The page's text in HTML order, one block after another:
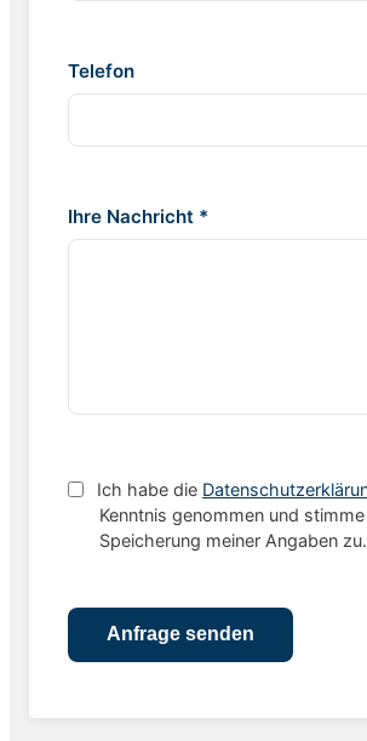
Telefon
Ihre Nachricht *
Ich habe die
Kenntnis genommen und
Speicherung meiner Angaben zu.